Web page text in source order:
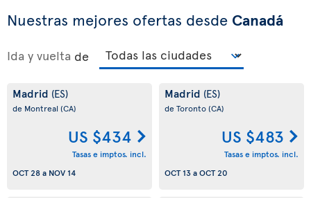
Nuestras mejores ofertas desde Canadá
Ida y vuelta de
Madrid (ES)
de Montreal (CA)
US $434
Tasas e imptos. incl.
OCT 28a NOV 14
Madrid (ES)
de Toronto(CA)
US $483
Tasas e imptos. incl.
OCT 13aOCT 20